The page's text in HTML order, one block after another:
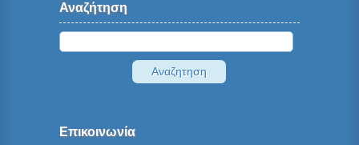
Αναζήτηση
Επικοινωνία